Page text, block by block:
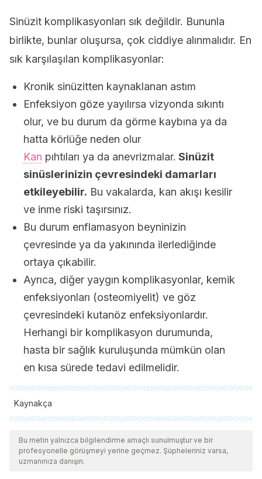
Sinüzit komplikasyonları sık değildir. Bununla
birlikte, bunlar oluşursa, çok ciddiye alınmalıdır. En
sık karşılaşılan komplikasyonlar:
Kronik sinüzitten kaynaklanan astım
Enfeksiyon göze yayılırsa vizyonda sıkıntı
olur, ve bu durum da görme kaybına ya da
hatta körlüğe neden olur
Kan pıhtıları ya da anevrizmalar. Sinüzit
sinüslerinizin çevresindeki damarları
etkileyebilir. Bu vakalarda, kan akışı kesilir
ve inme riski taşırsınız.
Bu durum enflamasyon beyninizin
çevresinde ya da yakınında ilerlediğinde
ortaya çıkabilir.
Ayrıca, diğer yaygın komplikasyonlar, kemik
enfeksiyonları (osteomiyelit) ve göz
çevresindeki kutanöz enfeksiyonlardır.
Herhangi bir komplikasyon durumunda,
hasta bir sağlık kuruluşunda mümkün olan
en kısa sürede tedavi edilmelidir.
Kaynakça
Tüm alıntı yapılan kaynaklar, kalitelerini, güvenilirliklerini,
güncelliklerini ve geçerliliklerini sağlamak için ekibimiz
tarafından derinlemesine incelendi. Bu makalenin bibliyografisi
Bu metin yalnızca bilgilendirme amaçlı sunulmuştur ve bir
profesyonelle görüşmeyi yerine geçmez. Şüpheleriniz varsa,
uzmanınıza danışın.